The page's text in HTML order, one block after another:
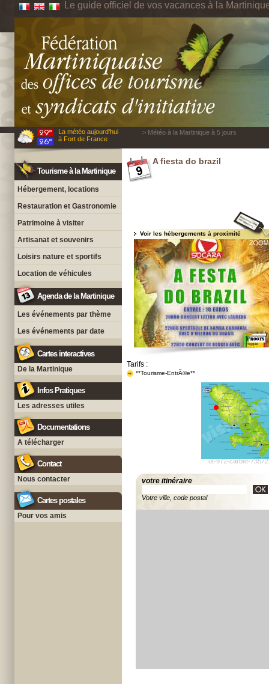
Le guide officiel de vos vacances à la
La météo aujourd'hui
à Fort de France
> Météo à la Martinique à 5 jours
Tourisme à la Martinique
Hébergement, locations
Restauration et Gastronomie
Patrimoine à visiter
Artisanat et souvenirs
Loisirs nature et sportifs
Location de véhicules
Agenda de la Martinique
Les événements par thème
Les événements par date
Cartes interactives
De la Martinique
Infos Pratiques
Les adresses utiles
Documentations
A télécharger
Contact
Nous contacter
Cartes postales
Pour vos amis
A fiesta do brazil
Voir les hébergements à proximité
Tarifs :
**Tourisme-EntrÃ©e**
ot-972-carbet-
votre itinéraire
Votre ville, code postal